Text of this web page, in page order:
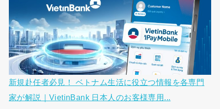
新規赴任者必見！ ベトナム生活に役立つ情報を各専門
家が解説｜VietinBank 日本人のお客様専用...